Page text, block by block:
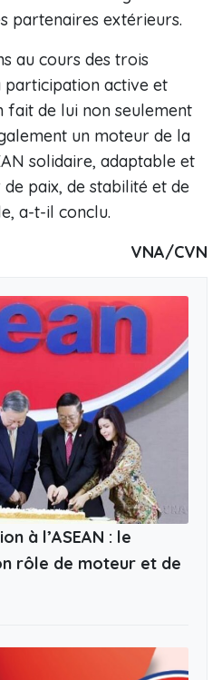
partenaires extérieurs.
au cours des trois
participation active et
fait de lui non seulement
un moteur de la
solidaire, adaptable et
paix, de stabilité et de
a-t-il conclu.
VNA/CVN
à l’ASEAN : le
rôle de moteur et de